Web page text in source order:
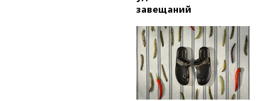
завещаний